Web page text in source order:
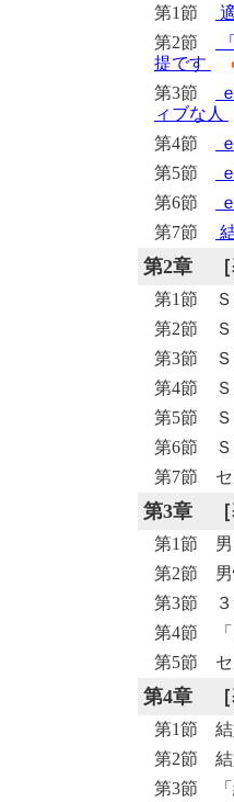
第1節
第2節
提です
第3節
ィブな人
第4節
第5節
第6節
第7節
第2章
第1節 Ｓ
第2節 Ｓ
第3節 Ｓ
第4節 Ｓ
第5節 Ｓ
第6節 Ｓ
第7節 セ
第3章
第1節 男
第2節 男
第3節 ３
第4節 「
第5節 セ
第4章
第1節 結
第2節 結
第3節 「